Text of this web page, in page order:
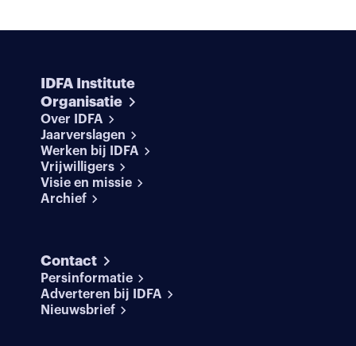
IDFA Institute
Organisatie
Over IDFA
Jaarverslagen
Werken bij IDFA
Vrijwilligers
Visie en missie
Archief
Contact
Persinformatie
Adverteren bij IDFA
Nieuwsbrief